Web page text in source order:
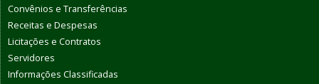
Convênios e Transferências
Receitas e Despesas
Licitações e Contratos
Servidores
Informações Classificadas